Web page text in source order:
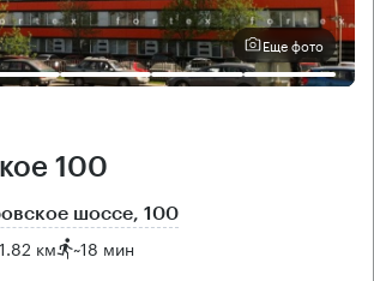
Еще фото
100
шоссе, 100
км ~18 мин